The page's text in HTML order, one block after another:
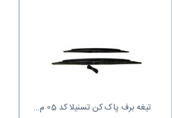
تیغه برف پاک کن تسنیلا کد 05 م